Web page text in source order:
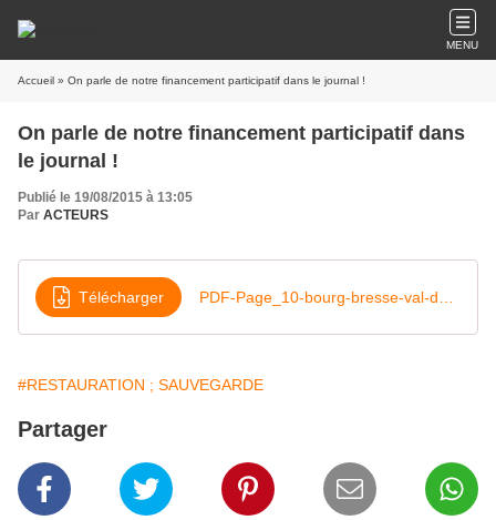
MENU
Accueil » On parle de notre financement participatif dans le journal !
On parle de notre financement participatif dans
le journal !
Publié le 19/08/2015 à 13:05
Par ACTEURS
Télécharger
#RESTAURATION ; SAUVEGARDE
Partager